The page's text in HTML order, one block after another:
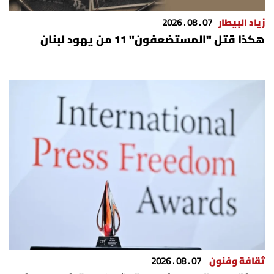
زياد البيطار 07 . 08 . 2026
هكذا قتل "المستضعفون" 11 من يهود لبنان
ثقافة وفنون 07 . 08 . 2026